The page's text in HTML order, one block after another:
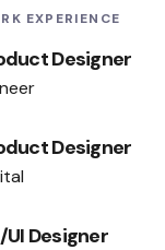
EXPERIENCE
Designer
Designer
UI Designer